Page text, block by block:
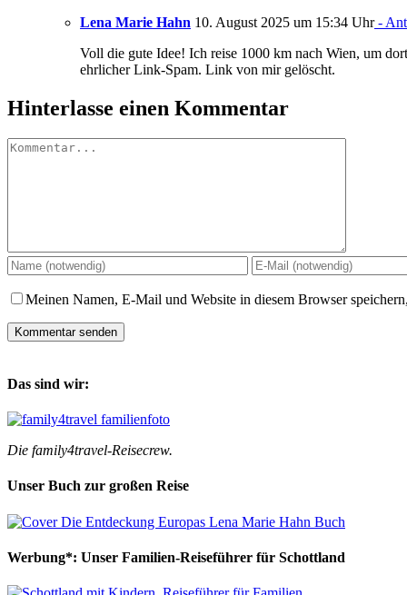
Lena Marie Hahn 10. August 2025 um 15:34 Uhr-
Voll die gute Idee! Ich reise 1000 km nach Wien, um
ehrlicher Link-Spam. Link von mir gelöscht.
Hinterlasse einen Kommentar
Kommentar
Meinen Namen, E-Mail und Website in diesem Browser
Das sind wir:
Die family4travel-Reisecrew.
Unser Buch zur großen Reise
Werbung*: Unser Familien-Reiseführer für Schottland